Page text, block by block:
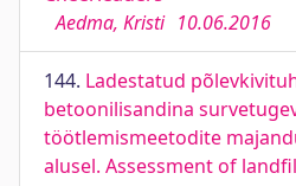
Aedma, Kristi 10.06.2016
144. Ladestatud
betoonilisandina
töötlemismeetodite
alusel. Assessment of